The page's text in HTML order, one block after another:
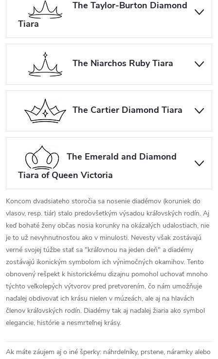
The Taylor-Burton Diamond
Tiara
The Niarchos Ruby Tiara
The Cartier Diamond Tiara
The Emerald and Diamond
Tiara of Queen Victoria
Koncom dvadsiateho storočia sa nosenie diadémov (koruniek do
vlasov, resp. tiár) stalo predovšetkým výsadou kráľovských rodín. Aj
keď bohaté ženy občas nosia korunky na okázalých udalostiach, nie
je to už nevyhnutnosťou ako v minulosti. Nevesty však zostávajú
verné svojej túžbe stať sa "kráľovnou na jeden deň" a diadémy
zostávajú ikonickým symbolom ich výnimočných okamihov. Tento
obnovený rešpekt k historickému dizajnu pomohol uchovať mnoho
týchto veľkolepých výtvorov pred pretvorením, čo nám umožňuje
naďalej obdivovať ich krásu nielen v múzeách, ale aj na hlavách
členov kráľovských rodín. Diadémy tak aj naďalej žiaria ako symbol
elegancie, histórie a nesmrteľnej krásy.
Ak máte záujem aj o iné šperky: náhrdelníky, prstene, náramky alebo